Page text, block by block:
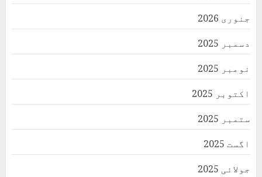
جنوری 2026
دسمبر 2025
نومبر 2025
اکتوبر 2025
ستمبر 2025
اگست 2025
جولائی 2025